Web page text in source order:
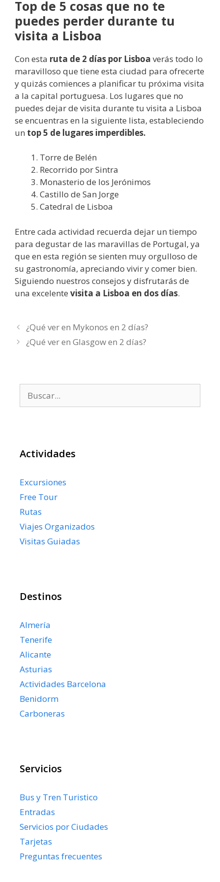
Top de 5 cosas que no te
puedes perder durante tu
visita a Lisboa
Con esta ruta de 2 días por Lisboa verás todo lo
maravilloso que tiene esta ciudad para ofrecerte
y quizás comiences a planificar tu próxima visita
a la capital portuguesa. Los lugares que no
puedes dejar de visita durante tu visita a Lisboa
se encuentras en la siguiente lista, estableciendo
un top 5 de lugares imperdibles.
Torre de Belén
Recorrido por Sintra
Monasterio de los Jerónimos
Castillo de San Jorge
Catedral de Lisboa
Entre cada actividad recuerda dejar un tiempo
para degustar de las maravillas de Portugal, ya
que en esta región se sienten muy orgulloso de
su gastronomía, apreciando vivir y comer bien.
Siguiendo nuestros consejos y disfrutarás de
una excelente visita a Lisboa en dos días.
¿Qué ver en Mykonos en 2 días?
¿Qué ver en Glasgow en 2 días?
Actividades
Excursiones
Free Tour
Rutas
Viajes Organizados
Visitas Guiadas
Destinos
Almería
Tenerife
Alicante
Asturias
Actividades Barcelona
Benidorm
Carboneras
Servicios
Bus y Tren Turistico
Entradas
Servicios por Ciudades
Tarjetas
Preguntas frecuentes